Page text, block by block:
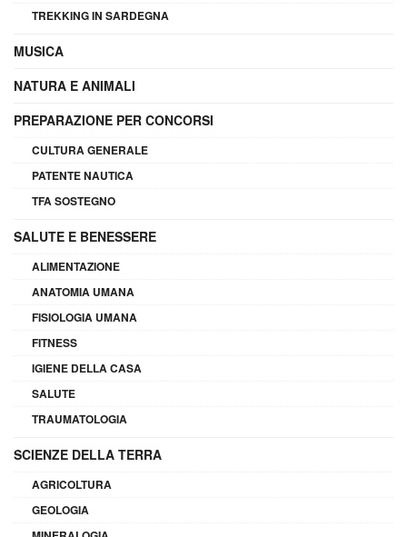
TREKKING IN SARDEGNA
MUSICA
NATURA E ANIMALI
PREPARAZIONE PER CONCORSI
CULTURA GENERALE
PATENTE NAUTICA
TFA SOSTEGNO
SALUTE E BENESSERE
ALIMENTAZIONE
ANATOMIA UMANA
FISIOLOGIA UMANA
FITNESS
IGIENE DELLA CASA
SALUTE
TRAUMATOLOGIA
SCIENZE DELLA TERRA
AGRICOLTURA
GEOLOGIA